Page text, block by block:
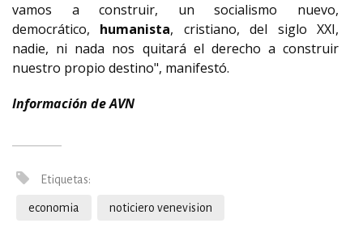
vamos a construir, un socialismo nuevo,
democrático, humanista, cristiano, del siglo XXI,
nadie, ni nada nos quitará el derecho a construir
nuestro propio destino", manifestó.
Información de AVN
Etiquetas:
economia noticiero venevision